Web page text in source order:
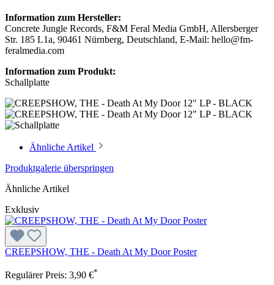
Information zum Hersteller:
Concrete Jungle Records, F&M Feral Media GmbH, Allersberger
Str. 185 L1a, 90461 Nürnberg, Deutschland, E-Mail: hello@fm-
feralmedia.com
Information zum Produkt:
Schallplatte
Ähnliche Artikel
Produktgalerie überspringen
Ähnliche Artikel
Exklusiv
CREEPSHOW, THE - Death At My Door Poster
Regulärer Preis: 3,90 €*